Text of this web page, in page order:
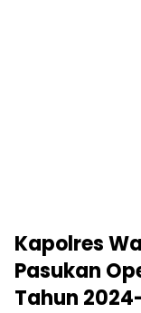
Kapolres
Pasukan
Tahun